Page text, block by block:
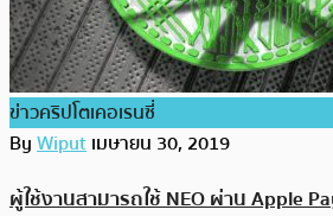
ข่าวคริปโตเคอเรนซี่
ByWiputเมษายน 30, 2019
ผู้ใช้งานสามารถใช้ NEO ผ่าน Apple